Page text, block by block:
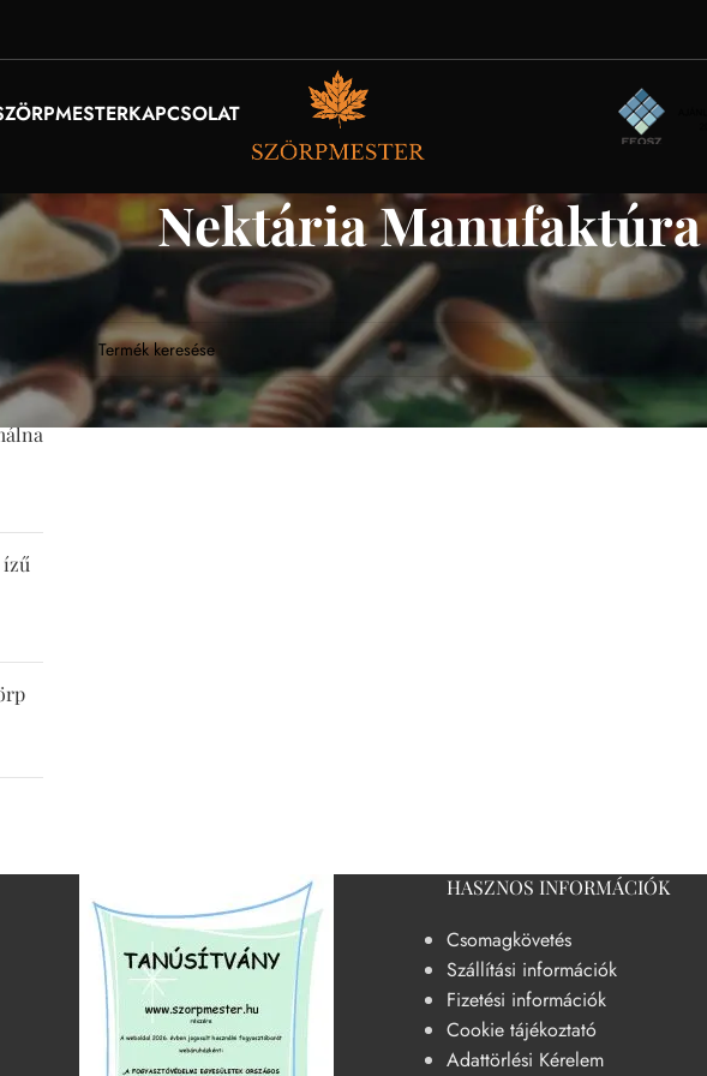
KAPCSOLAT
Nektária Manufaktúra
Egy termék se felelt meg a keresésnek.
HASZNOS INFORMÁCIÓK
Csomagkövetés
Szállítási információk
Fizetési információk
Cookie tájékoztató
Adattörlési Kérelem